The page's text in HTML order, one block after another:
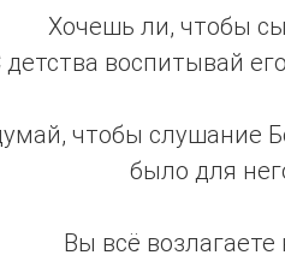
Хочешь ли, чтобы
детства воспитывай
чтобы слушание
было для
Вы всё